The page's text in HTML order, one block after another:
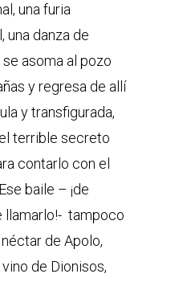
una furia
una danza de
asoma al pozo
y regresa de allí
y transfigurada,
terrible secreto
contarlo con el
baile – ¡de
llamarlo!- tampoco
de Apolo,
de Dionisos,